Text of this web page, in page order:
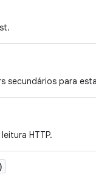
secundários para
HTTP.